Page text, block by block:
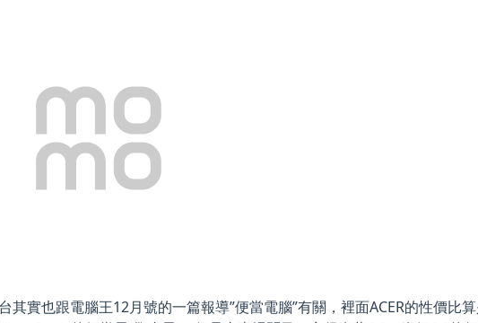
其實也跟電腦王12月號的一篇報導”便當電腦”有關，裡面ACER的性價比